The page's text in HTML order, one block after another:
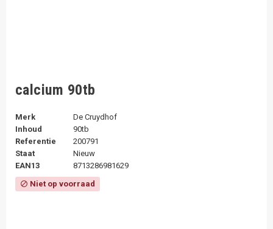
calcium 90tb
Merk
De Cruydhof
Inhoud
90tb
Referentie
200791
Staat
Nieuw
EAN13
8713286981629
block Niet op voorraad